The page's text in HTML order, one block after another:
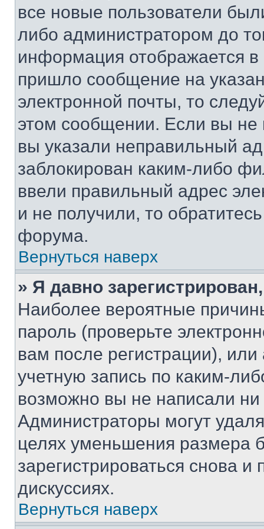
все новые пользователи
либо администратором до
информация отображается
пришло сообщение на
электронной почты, то
этом сообщении. Если вы
вы указали неправильный
заблокирован каким-либо
ввели правильный адрес
и не получили, то
форума.
Вернуться наверх
» Я давно
Наиболее вероятные
пароль (проверьте
вам после регистрации),
учетную запись по каким-
возможно вы не написали
Администраторы могут
целях уменьшения размера
зарегистрироваться снова и
дискуссиях.
Вернуться наверх